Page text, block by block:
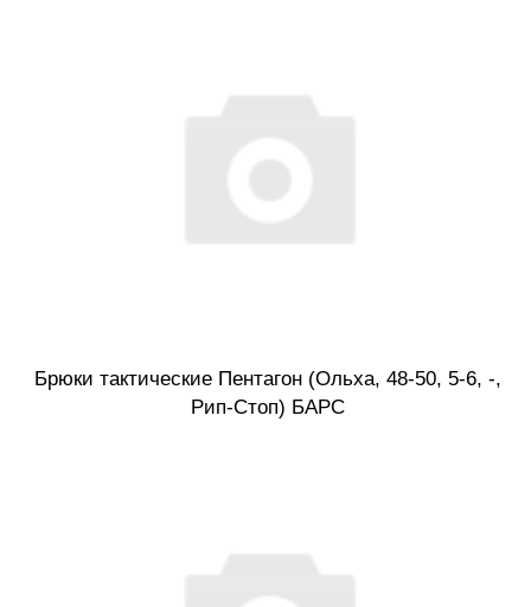
Брюки тактические Пентагон (Ольха, 48-50, 5-6, -,
Рип-Стоп) БАРС